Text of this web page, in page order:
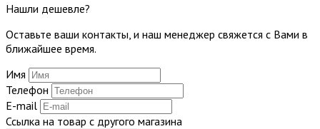
Нашли дешевле?
Оставьте ваши контакты, и наш менеджер свяжется с Вами в
ближайшее время.
Имя
Телефон
E-mail
Ссылка на товар с другого магазина